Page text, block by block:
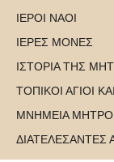
ΙΕΡΟΙ ΝΑΟΙ
ΙΕΡΕΣ ΜΟΝΕΣ
ΙΣΤΟΡΙΑ ΤΗΣ
ΤΟΠΙΚΟΙ ΑΓΙΟΙ
ΜΝΗΜΕΙΑ
ΔΙΑΤΕΛΕΣΑΝΤΕΣ